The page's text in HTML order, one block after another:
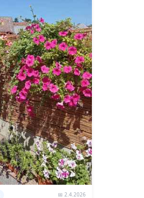
📅 2.4.2026